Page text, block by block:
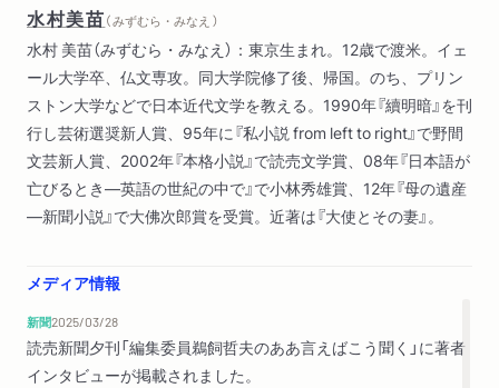
水村美苗（ みずむら・みなえ ）
水村 美苗（みずむら・みなえ）：東京生まれ。12歳で渡米。イェ
ール大学卒、仏文専攻。同大学院修了後、帰国。のち、プリン
ストン大学などで日本近代文学を教える。1990年『續明暗』を刊
行し芸術選奨新人賞、95年に『私小説 from left to right』で野間
文芸新人賞、2002年『本格小説』で読売文学賞、08年『日本語が
亡びるとき―英語の世紀の中で』で小林秀雄賞、12年『母の遺産
―新聞小説』で大佛次郎賞を受賞。近著は『大使とその妻』。
メディア情報
新聞2025/03/28
読売新聞夕刊「編集委員鵜飼哲夫のああ言えばこう聞く」に著者
インタビューが掲載されました。